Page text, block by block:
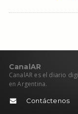
CanalAR
CanalAR es el diario
en Argentina.
Contáctenos